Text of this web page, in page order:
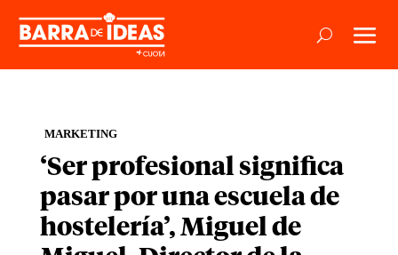
MARKETING
‘Ser profesional significa
pasar por una escuela de
hostelería’, Miguel de